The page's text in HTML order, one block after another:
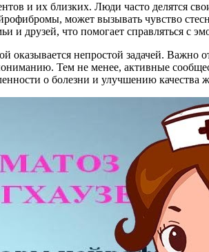
и их близких. Люди часто делятся
может вызывать чувство
и друзей, что помогает справляться с
непростой задачей. Важно
Тем не менее, активные
о болезни и улучшению качества